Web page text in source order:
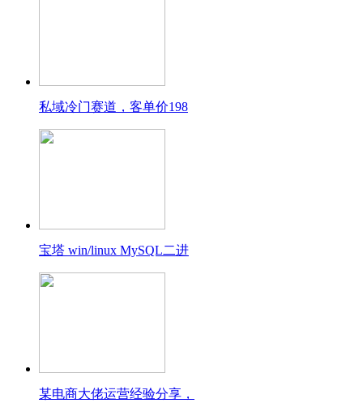
私域冷门赛道，客单价198
宝塔 win/linux MySQL二进
某电商大佬运营经验分享，